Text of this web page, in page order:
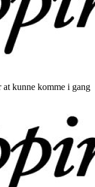
kunne komme i gang